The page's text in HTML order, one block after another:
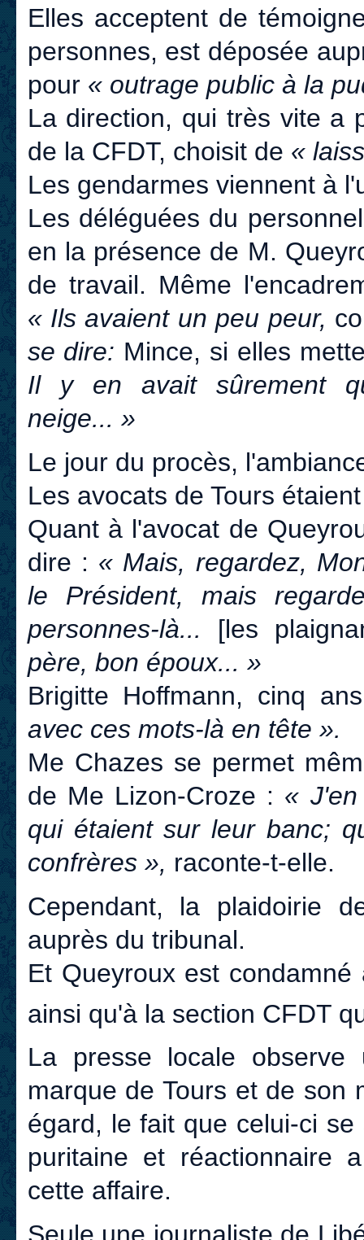
Elles acceptent de
personnes, est déposée
pour « outrage public à la
La direction, qui très vite a
de la CFDT, choisit de «
Les gendarmes viennent à
Les déléguées du
en la présence de M.
de travail. Même
« Ils avaient un peu peur,
se dire: Mince, si elles
Il y en avait sûrement
neige... »
Le jour du procès,
Les avocats de Tours
Quant à l'avocat de
dire : « Mais, regardez,
le Président, mais
personnes-là... [les
père, bon époux... »
Brigitte Hoffmann, cinq
avec ces mots-là en tête ».
Me Chazes se permet
de Me Lizon-Croze : «
qui étaient sur leur banc;
confrères », raconte-t-elle.
Cependant, la plaidoirie
auprès du tribunal.
Et Queyroux est
ainsi qu'à la section CFDT
La presse locale
marque de Tours et de son
égard, le fait que celui-ci
puritaine et réactionnaire
cette affaire.